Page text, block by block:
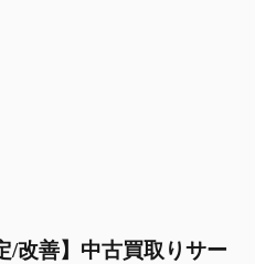
/改善】中古買取りサー